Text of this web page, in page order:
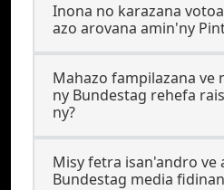
Inona no karazana
azo arovana amin'ny
Mahazo fampilazana ve
ny Bundestag rehefa
ny?
Misy fetra isan'andro ve
Bundestag media